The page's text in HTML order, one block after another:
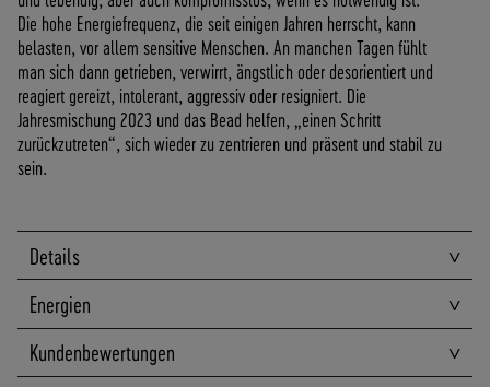
A
N
D
I
N
N
E
R
A
B
E
T
Die hohe Energiefrequenz, die seit einigen Jahren herrscht, kann
belasten, vor allem sensitive Menschen. An manchen Tagen fühlt
man sich dann getrieben, verwirrt, ängstlich oder desorientiert und
reagiert gereizt, intolerant, aggressiv oder resigniert. Die
Jahresmischung 2023 und das Bead helfen, „einen Schritt
zurückzutreten“, sich wieder zu zentrieren und präsent und stabil zu
sein.
Details
Energien
Kundenbewertungen